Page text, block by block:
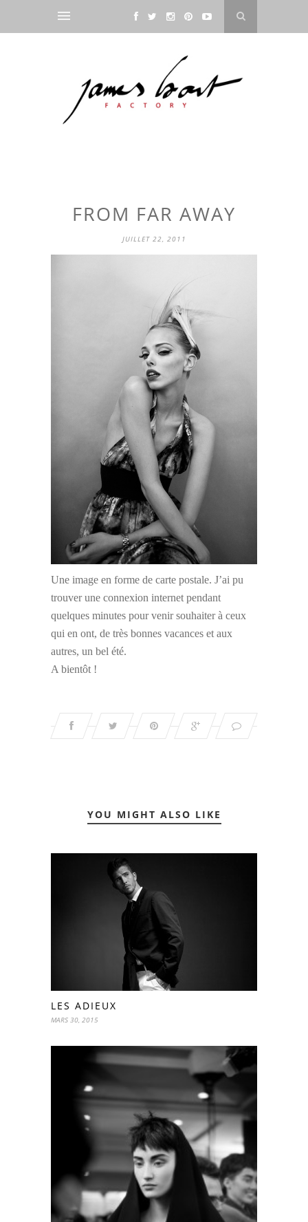
FROM FAR AWAY
JUILLET 22, 2011
Une image en forme de carte postale. J’ai pu
trouver une connexion internet pendant
quelques minutes pour venir souhaiter à ceux
qui en ont, de très bonnes vacances et aux
autres, un bel été.
A bientôt !
YOU MIGHT ALSO LIKE
LES ADIEUX
MARS 30, 2015